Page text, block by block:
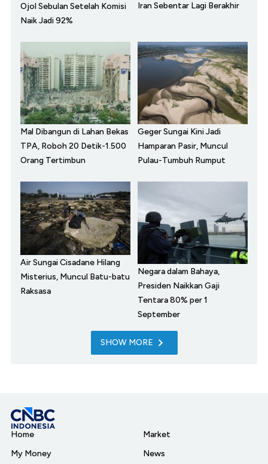
Ojol Sebulan Setelah Komisi
Naik Jadi 92%
Iran Sebentar Lagi Berakhir
Mal Dibangun di Lahan Bekas
TPA, Roboh 20 Detik-1.500
Orang Tertimbun
Geger Sungai Kini Jadi
Hamparan Pasir, Muncul
Pulau-Tumbuh Rumput
Air Sungai Cisadane Hilang
Misterius, Muncul Batu-batu
Raksasa
Negara dalam Bahaya,
Presiden Naikkan Gaji
Tentara 80% per 1
September
SHOW MORE
Home
My Money
Market
News